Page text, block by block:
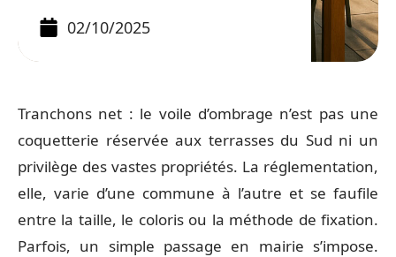
02/10/2025
Tranchons net : le voile d’ombrage n’est pas une
coquetterie réservée aux terrasses du Sud ni un
privilège des vastes propriétés. La réglementation,
elle, varie d’une commune à l’autre et se faufile
entre la taille, le coloris ou la méthode de fixation.
Parfois, un simple passage en mairie s’impose.